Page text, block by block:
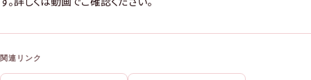
関連リンク